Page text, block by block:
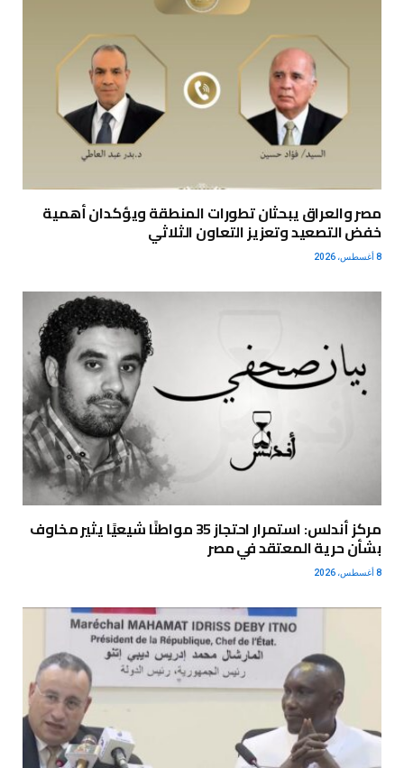
مصر والعراق يبحثان تطورات المنطقة ويؤكدان أهمية
خفض التصعيد وتعزيز التعاون الثلاثي
8 أغسطس، 2026
مركز أندلس: استمرار احتجاز 35 مواطنًا شيعيًا يثير مخاوف
بشأن حرية المعتقد في مصر
8 أغسطس، 2026